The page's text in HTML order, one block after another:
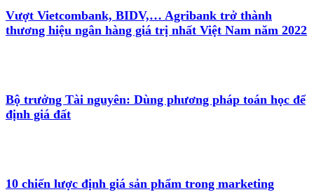
Vượt Vietcombank, BIDV,… Agribank trở thành
thương hiệu ngân hàng giá trị nhất Việt Nam năm 2022
Bộ trưởng Tài nguyên: Dùng phương pháp toán học để
định giá đất
10 chiến lược định giá sản phẩm trong marketing